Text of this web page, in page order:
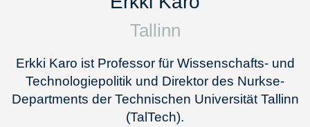
Tallinn
Erkki Karo ist Professor für Wissenschafts- und
Technologiepolitik und Direktor des Nurkse-
Departments der Technischen Universität Tallinn
(TalTech).